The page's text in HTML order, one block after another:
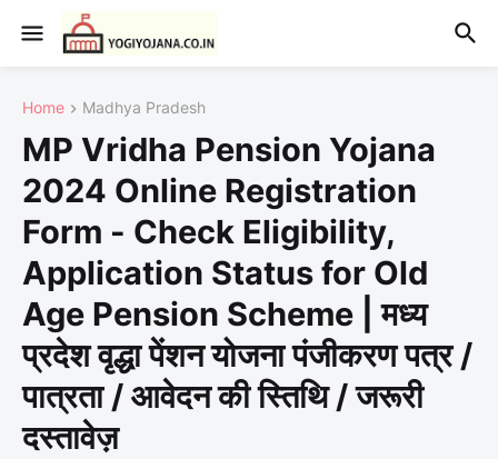
Home Madhya Pradesh
MP Vridha Pension Yojana
2024 Online Registration
Form - Check Eligibility,
Application Status for Old
Age Pension Scheme | मध्य
प्रदेश वृद्धा पेंशन योजना पंजीकरण पत्र /
पात्रता / आवेदन की स्तिथि / जरूरी
दस्तावेज़